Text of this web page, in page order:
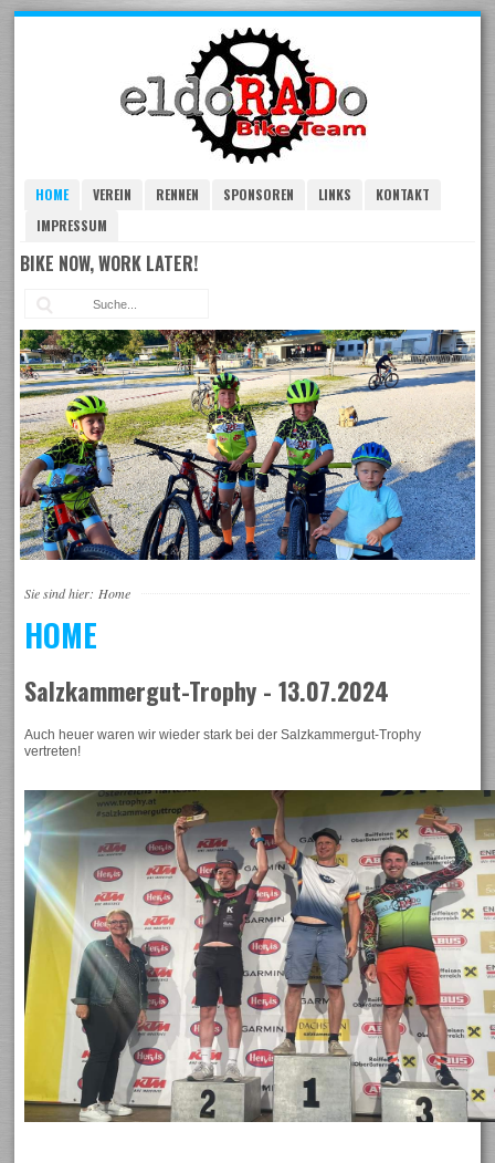
HOME VEREIN RENNEN SPONSOREN LINKS
KONTAKT
IMPRESSUM
BIKE NOW, WORK LATER!
Sie sind hier: Home
HOME
Salzkammergut-Trophy - 13.07.2024
Auch heuer waren wir wieder stark bei der Salzkammergut-Trophy
vertreten!